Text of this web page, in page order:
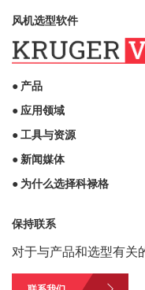
风机选型软件
● 产品
● 应用领域
● 工具与资源
● 新闻媒体
● 为什么选择科禄格
保持联系
对于与产品和选型有关